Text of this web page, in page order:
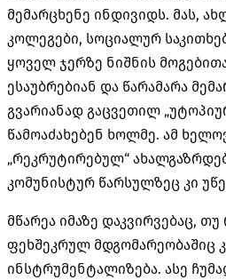
მემარცხენე ინდივიდს. მას,
კოლეგები, სოციალურ
ყოველ ჯერზე ნიშნის
ესაუბრებიან და წარამარა
გვარიანად გაცვეთილ
წამოაძახებენ ხოლმე. ამ
„რეკრუტირებულ“
კომუნისტურ წარსულზეც კი
მწარეა იმაზე დაკვირვებაც,
ფეხშეკრულ მდგომარეობაშიც
ინსტრუმენტალიზება. ასე